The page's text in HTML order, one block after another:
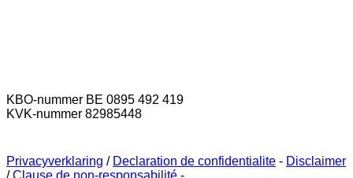
KBO-nummer BE 0895 492 419
KVK-nummer 82985448
Privacyverklaring / Declaration de confidentialite - Disclaimer
/Clause de non-responsabilité -